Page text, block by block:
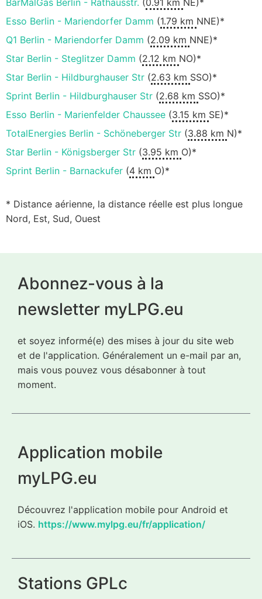
BarMalGas Berlin - Rathausstr. (0.91 km NE)*
Esso Berlin - Mariendorfer Damm (1.79 km NNE)*
Q1 Berlin - Mariendorfer Damm (2.09 km NNE)*
Star Berlin - Steglitzer Damm (2.12 km NO)*
Star Berlin - Hildburghauser Str (2.63 km SSO)*
Sprint Berlin - Hildburghauser Str (2.68 km SSO)*
Esso Berlin - Marienfelder Chaussee (3.15 km SE)*
TotalEnergies Berlin - Schöneberger Str (3.88 km N)*
Star Berlin - Königsberger Str (3.95 km O)*
Sprint Berlin - Barnackufer (4 km O)*
* Distance aérienne, la distance réelle est plus longue
Nord, Est, Sud, Ouest
Abonnez-vous à la
newsletter myLPG.eu
et soyez informé(e) des mises à jour du site web
et de l'application. Généralement un e-mail par an,
mais vous pouvez vous désabonner à tout
moment.
Application mobile
myLPG.eu
Découvrez l'application mobile pour Android et
iOS. https://www.mylpg.eu/fr/application/
Stations GPLc